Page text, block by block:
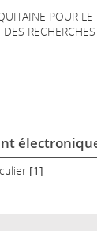
POUR LEPOUR LE
RECHERCHES
[1]